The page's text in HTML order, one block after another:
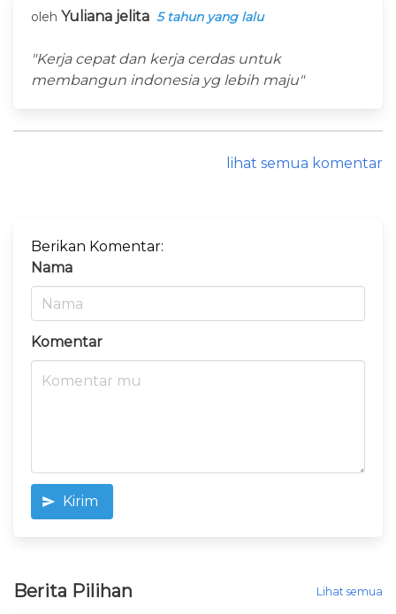
oleh Yuliana jelita 5 tahun yang lalu
"Kerja cepat dan kerja cerdas untuk
membangun indonesia yg lebih maju"
lihat semua komentar
Berikan Komentar:
Nama
Komentar
Kirim
Berita Pilihan Lihat semua